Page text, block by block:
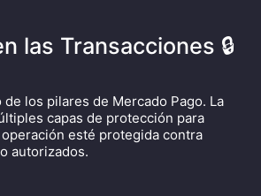
las Transacciones 🔒
los pilares de Mercado Pago. La
capas de protección para
esté protegida contra
autorizados.